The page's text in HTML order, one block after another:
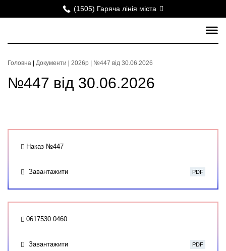
(1505) Гаряча лінія міста
Головна Документи 2026р №447 від 30.06.2026
№447 від 30.06.2026
Наказ №447
Завантажити PDF
0617530 0460
Завантажити PDF